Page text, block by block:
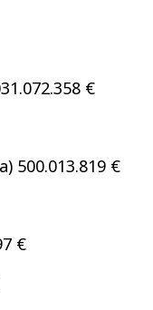
€
500.013.819 €
€